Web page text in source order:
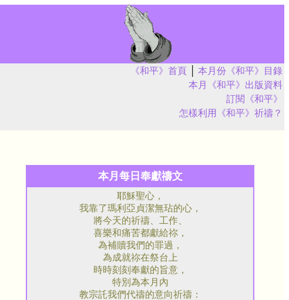
《和平》首頁
本月份《和平》目錄
本月《和平》出版資料
訂閱《和平》
怎樣利用《和平》祈禱？
本月每日奉獻禱文
耶穌聖心，
我靠了瑪利亞貞潔無玷的心，
將今天的祈禱、工作、
喜樂和痛苦都獻給祢，
為補贖我們的罪過，
為成就祢在祭台上
時時刻刻奉獻的旨意，
特別為本月內
教宗託我們代禱的意向祈禱：